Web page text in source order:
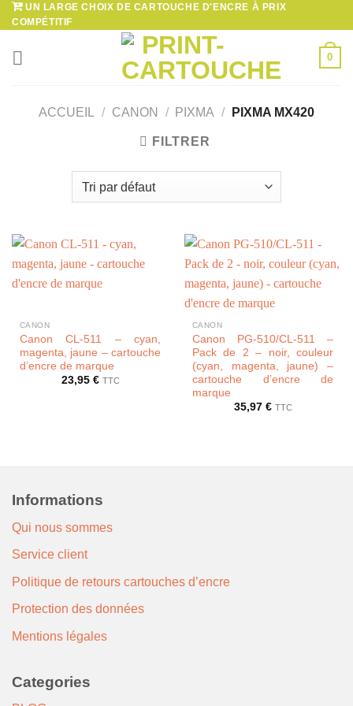
Passer
au
contenu
UN LARGE CHOIX DE CARTOUCHE D'ENCRE À PRIX
COMPÉTITIF
0
ACCUEIL / CANON / PIXMA / PIXMA MX420
FILTRER
CANON
Canon CL-511 – cyan,
magenta, jaune – cartouche
d’encre de marque
23,95 € TTC
CANON
Canon PG-510/CL-511 –
Pack de 2 – noir, couleur
(cyan, magenta, jaune) –
cartouche d’encre de
marque
35,97 € TTC
Informations
Qui nous sommes
Service client
Politique de retours cartouches d’encre
Protection des données
Mentions légales
Categories